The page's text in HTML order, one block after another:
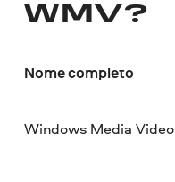
WMV?
Nome completo
Windows Media Video